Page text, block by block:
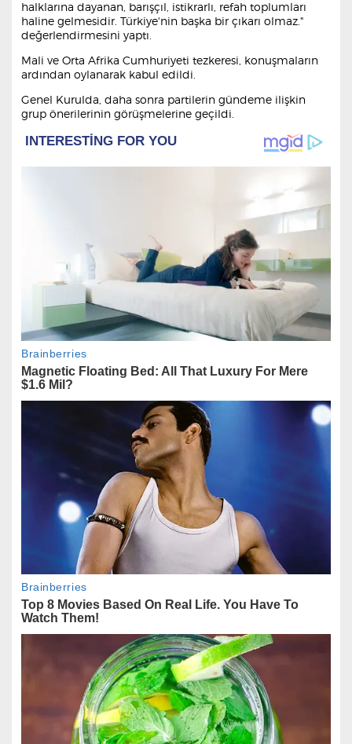
halklarına dayanan, barışçıl, istikrarlı, refah toplumları
haline gelmesidir. Türkiye'nin başka bir çıkarı olmaz."
değerlendirmesini yaptı.
Mali ve Orta Afrika Cumhuriyeti tezkeresi, konuşmaların
ardından oylanarak kabul edildi.
Genel Kurulda, daha sonra partilerin gündeme ilişkin
grup önerilerinin görüşmelerine geçildi.